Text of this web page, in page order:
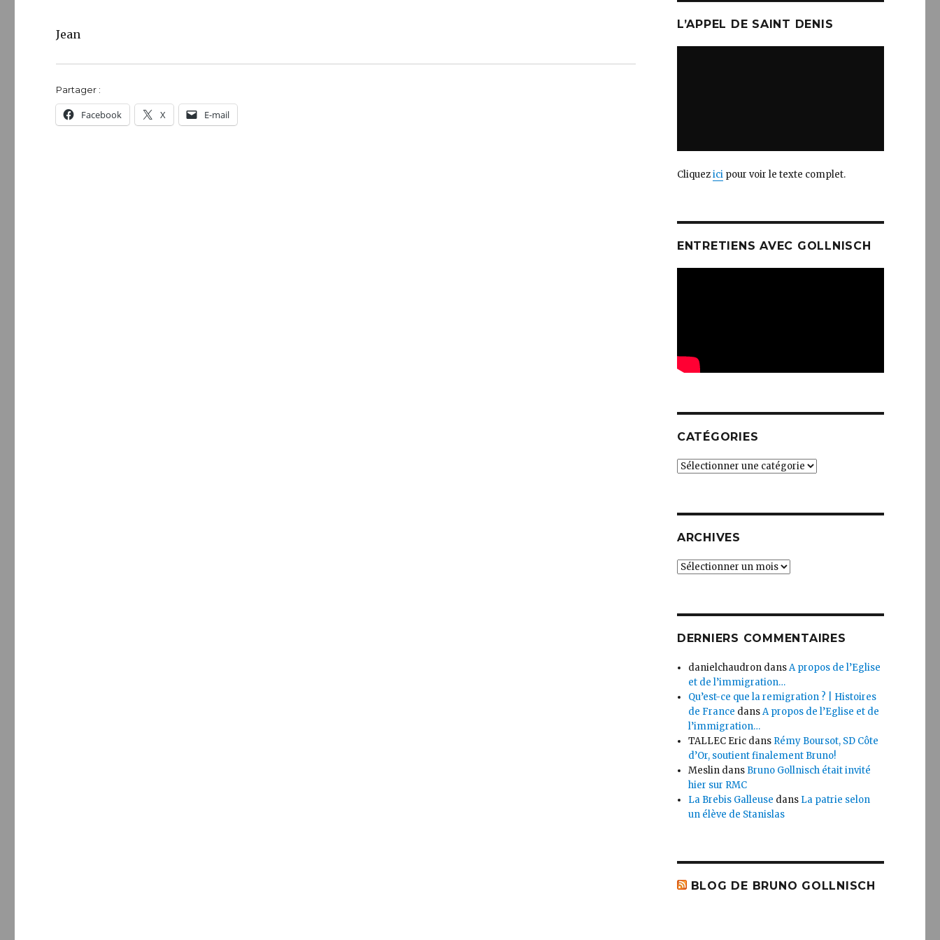
Jean
Partager :
Facebook X E-mail
L’APPEL DE SAINT DENIS
Cliquezicipour voir le texte complet.
ENTRETIENS AVEC GOLLNISCH
CATÉGORIES
Catégories
ARCHIVES
Archives
DERNIERS COMMENTAIRES
danielchaudron dansA propos de l’Eglise
et de l’immigration…
Qu’est-ce que la remigration ? | Histoires
de France dansA propos de l’Eglise et de
l’immigration…
TALLEC Eric dans Rémy Boursot, SD Côte
d’Or, soutient finalement Bruno!
Meslin dans Bruno Gollnisch était invité
hier sur RMC
La Brebis Galleuse dans La patrie selon
un élève de Stanislas
BLOG DE BRUNO GOLLNISCH